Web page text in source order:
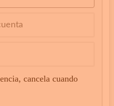
cancela cuando